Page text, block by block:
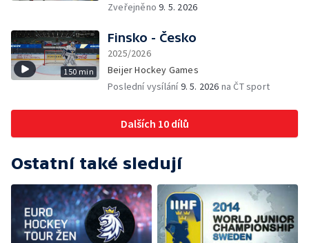
Zveřejněno9. 5. 2026
150 min
Finsko - Česko
2025/2026
Beijer Hockey Games
Poslední vysílání9. 5. 2026 na ČT sport
Dalších 10 dílů
Ostatní také sledují